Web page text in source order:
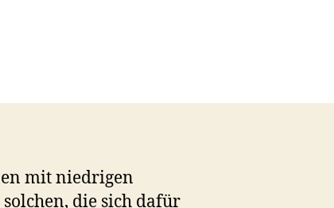
mit niedrigen
die sich dafür